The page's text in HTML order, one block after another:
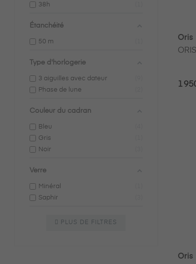
38h
Étanchéité
50 m
Type d'horlogerie
3 aiguilles avec dateur
Phase de lune
Couleur du cadran
Bleu
Gris
Noir
Verre
Minéral
Saphir
PLUS DE FILTRES
Oris
1
Oris